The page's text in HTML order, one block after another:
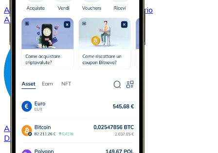
AcquistareCardano
con bonifico bancario
ADA
AcquistareDash
con bonifico bancario
DASH